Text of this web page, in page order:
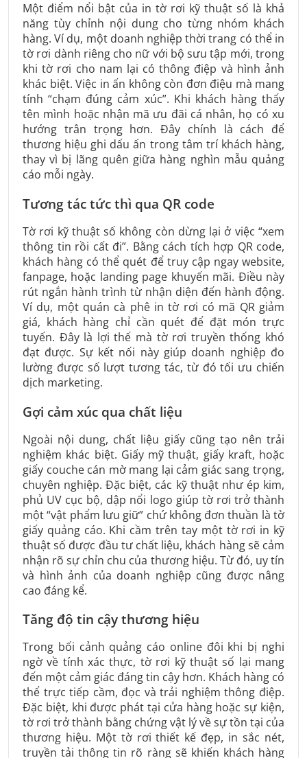
Một điểm nổi bật của in tờ rơi kỹ thuật số là khả
năng tùy chỉnh nội dung cho từng nhóm khách
hàng. Ví dụ, một doanh nghiệp thời trang có thể in
tờ rơi dành riêng cho nữ với bộ sưu tập mới, trong
khi tờ rơi cho nam lại có thông điệp và hình ảnh
khác biệt. Việc in ấn không còn đơn điệu mà mang
tính “chạm đúng cảm xúc”. Khi khách hàng thấy
tên mình hoặc nhận mã ưu đãi cá nhân, họ có xu
hướng trân trọng hơn. Đây chính là cách để
thương hiệu ghi dấu ấn trong tâm trí khách hàng,
thay vì bị lãng quên giữa hàng nghìn mẫu quảng
cáo mỗi ngày.
Tương tác tức thì qua QR code
Tờ rơi kỹ thuật số không còn dừng lại ở việc “xem
thông tin rồi cất đi”. Bằng cách tích hợp QR code,
khách hàng có thể quét để truy cập ngay website,
fanpage, hoặc landing page khuyến mãi. Điều này
rút ngắn hành trình từ nhận diện đến hành động.
Ví dụ, một quán cà phê in tờ rơi có mã QR giảm
giá, khách hàng chỉ cần quét để đặt món trực
tuyến. Đây là lợi thế mà tờ rơi truyền thống khó
đạt được. Sự kết nối này giúp doanh nghiệp đo
lường được số lượt tương tác, từ đó tối ưu chiến
dịch marketing.
Gợi cảm xúc qua chất liệu
Ngoài nội dung, chất liệu giấy cũng tạo nên trải
nghiệm khác biệt. Giấy mỹ thuật, giấy kraft, hoặc
giấy couche cán mờ mang lại cảm giác sang trọng,
chuyên nghiệp. Đặc biệt, các kỹ thuật như ép kim,
phủ UV cục bộ, dập nổi logo giúp tờ rơi trở thành
một “vật phẩm lưu giữ” chứ không đơn thuần là tờ
giấy quảng cáo. Khi cầm trên tay một tờ rơi in kỹ
thuật số được đầu tư chất liệu, khách hàng sẽ cảm
nhận rõ sự chỉn chu của thương hiệu. Từ đó, uy tín
và hình ảnh của doanh nghiệp cũng được nâng
cao đáng kể.
Tăng độ tin cậy thương hiệu
Trong bối cảnh quảng cáo online đôi khi bị nghi
ngờ về tính xác thực, tờ rơi kỹ thuật số lại mang
đến một cảm giác đáng tin cậy hơn. Khách hàng có
thể trực tiếp cầm, đọc và trải nghiệm thông điệp.
Đặc biệt, khi được phát tại cửa hàng hoặc sự kiện,
tờ rơi trở thành bằng chứng vật lý về sự tồn tại của
thương hiệu. Một tờ rơi thiết kế đẹp, in sắc nét,
truyền tải thông tin rõ ràng sẽ khiến khách hàng